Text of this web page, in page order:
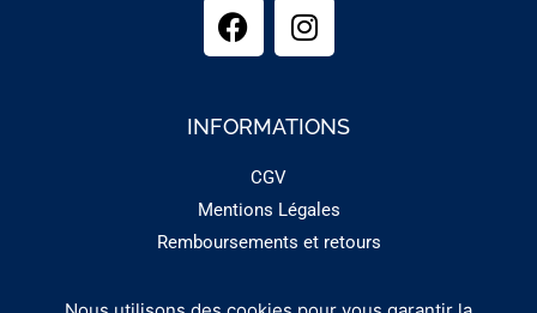
INFORMATIONS
CGV
Mentions Légales
Remboursements et retours